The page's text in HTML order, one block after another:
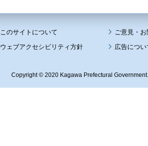
このサイトについて
ウェブアクセシビリティ方針 広告につい
Copyright © 2020 Kagawa Prefectural